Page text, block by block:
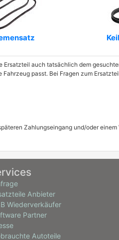
auch tatsächlich dem
passt. Bei Fragen zum
Zahlungseingang und/oder
Anbieter
Wiederverkäufer
Partner
Autoteile